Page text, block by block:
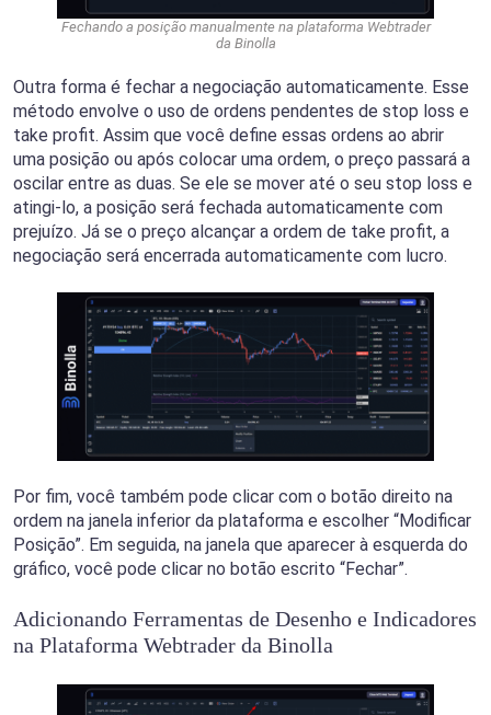
Fechando a posição manualmente na plataforma Webtrader
da Binolla
Outra forma é fechar a negociação automaticamente. Esse
método envolve o uso de ordens pendentes de stop loss e
take profit. Assim que você define essas ordens ao abrir
uma posição ou após colocar uma ordem, o preço passará a
oscilar entre as duas. Se ele se mover até o seu stop loss e
atingi-lo, a posição será fechada automaticamente com
prejuízo. Já se o preço alcançar a ordem de take profit, a
negociação será encerrada automaticamente com lucro.
Por fim, você também pode clicar com o botão direito na
ordem na janela inferior da plataforma e escolher “Modificar
Posição”. Em seguida, na janela que aparecer à esquerda do
gráfico, você pode clicar no botão escrito “Fechar”.
Adicionando Ferramentas de Desenho e Indicadores
na Plataforma Webtrader da Binolla